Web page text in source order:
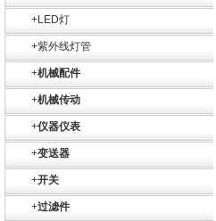
+LED灯
+紫外线灯管
+机械配件
+机械传动
+仪器仪表
+变送器
+开关
+过滤件